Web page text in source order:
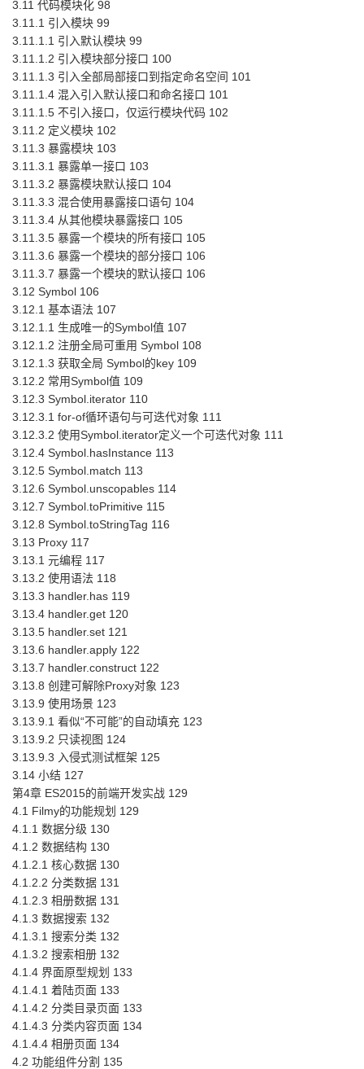
3.11 代码模块化 98
3.11.1 引入模块 99
3.11.1.1 引入默认模块 99
3.11.1.2 引入模块部分接口 100
3.11.1.3 引入全部局部接口到指定命名空间 101
3.11.1.4 混入引入默认接口和命名接口 101
3.11.1.5 不引入接口，仅运行模块代码 102
3.11.2 定义模块 102
3.11.3 暴露模块 103
3.11.3.1 暴露单一接口 103
3.11.3.2 暴露模块默认接口 104
3.11.3.3 混合使用暴露接口语句 104
3.11.3.4 从其他模块暴露接口 105
3.11.3.5 暴露一个模块的所有接口 105
3.11.3.6 暴露一个模块的部分接口 106
3.11.3.7 暴露一个模块的默认接口 106
3.12 Symbol 106
3.12.1 基本语法 107
3.12.1.1 生成唯一的Symbol值 107
3.12.1.2 注册全局可重用 Symbol 108
3.12.1.3 获取全局 Symbol的key 109
3.12.2 常用Symbol值 109
3.12.3 Symbol.iterator 110
3.12.3.1 for-of循环语句与可迭代对象 111
3.12.3.2 使用Symbol.iterator定义一个可迭代对象 111
3.12.4 Symbol.hasInstance 113
3.12.5 Symbol.match 113
3.12.6 Symbol.unscopables 114
3.12.7 Symbol.toPrimitive 115
3.12.8 Symbol.toStringTag 116
3.13 Proxy 117
3.13.1 元编程 117
3.13.2 使用语法 118
3.13.3 handler.has 119
3.13.4 handler.get 120
3.13.5 handler.set 121
3.13.6 handler.apply 122
3.13.7 handler.construct 122
3.13.8 创建可解除Proxy对象 123
3.13.9 使用场景 123
3.13.9.1 看似“不可能”的自动填充 123
3.13.9.2 只读视图 124
3.13.9.3 入侵式测试框架 125
3.14 小结 127
第4章 ES2015的前端开发实战 129
4.1 Filmy的功能规划 129
4.1.1 数据分级 130
4.1.2 数据结构 130
4.1.2.1 核心数据 130
4.1.2.2 分类数据 131
4.1.2.3 相册数据 131
4.1.3 数据搜索 132
4.1.3.1 搜索分类 132
4.1.3.2 搜索相册 132
4.1.4 界面原型规划 133
4.1.4.1 着陆页面 133
4.1.4.2 分类目录页面 133
4.1.4.3 分类内容页面 134
4.1.4.4 相册页面 134
4.2 功能组件分割 135